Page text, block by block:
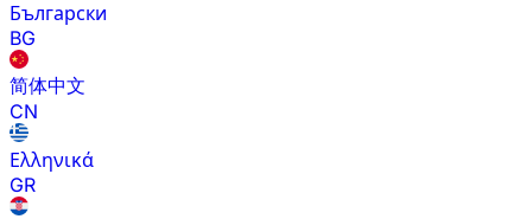
Български
BG
简体中文
CN
Ελληνικά
GR